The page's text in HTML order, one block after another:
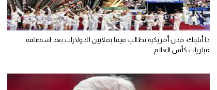
ذا أثليتك: مدن أمريكية تطالب فيفا بملايين الدولارات بعد استضافة
مباريات كأس العالم